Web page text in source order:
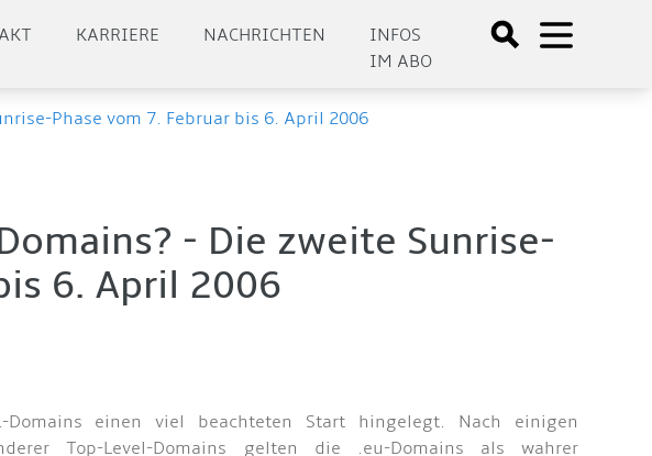
KARRIERE NACHRICHTEN
INFOS
IM ABO
Phase vom 7. Februar bis 6. April 2006
- Die zweite Sunrise-
6. April 2006
einen viel beachteten Start hingelegt. Nach einigen
Top-Level-Domains gelten die .eu-Domains als wahrer